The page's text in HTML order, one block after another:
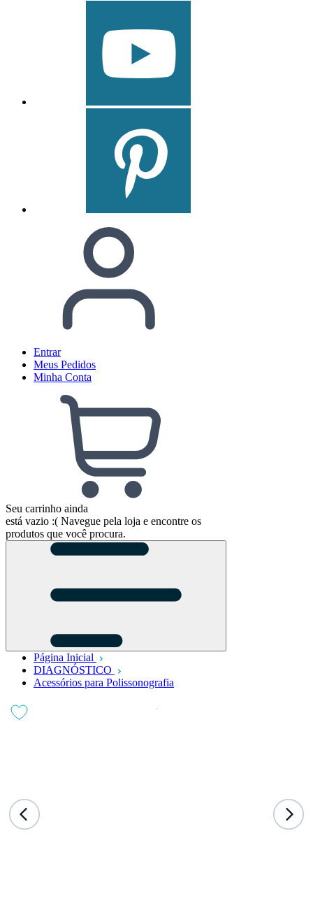
Entrar
Meus Pedidos
Minha Conta
Seu carrinho ainda
está vazio :( Navegue pela loja e encontre os
produtos que você procura.
Página Inicial
DIAGNÓSTICO
Acessórios para Polissonografia